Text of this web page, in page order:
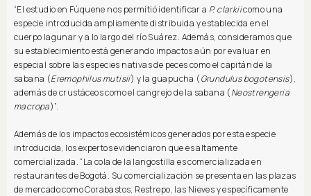
“El estudio en Fúquene nos permitió identificar a P. clarkiicomo una
especie introducida ampliamente distribuida y establecida en el
cuerpo lagunar y a lo largo del río Suárez. Además, consideramos que
su establecimiento está generando impactos aún por evaluar en
especial sobre las especies nativas de peces como el capitán de la
sabana (Eremophilus mutisii) y la guapucha (Grundulus bogotensis),
además de crustáceos como el cangrejo de la sabana (Neostrengeria
macropa)”.
Además de los impactos ecosistémicos generados por esta especie
introducida, los expertos evidenciaron que es altamente
comercializada. “La cola de la langostilla es comercializada en
restaurantes de Bogotá. Su comercialización se presenta en las plazas
de mercado como Corabastos, Restrepo, las Nieves y específicamente